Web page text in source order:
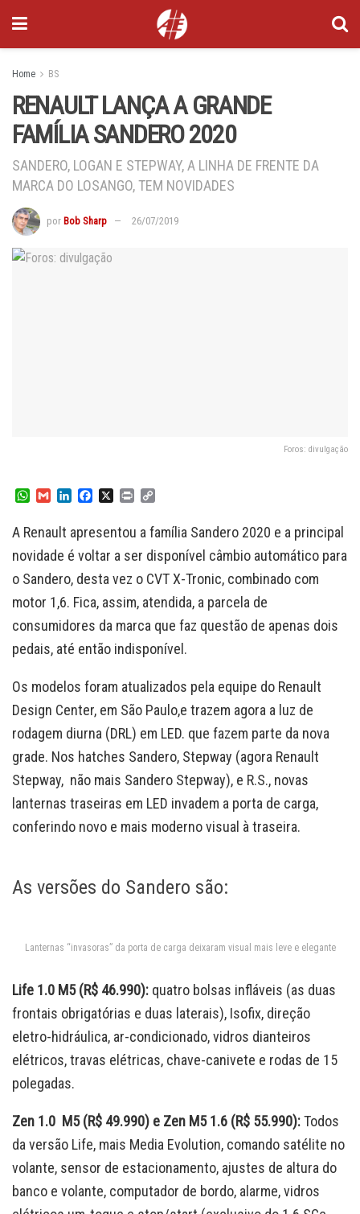
Home BS
RENAULT LANÇA A GRANDE
FAMÍLIA SANDERO 2020
SANDERO, LOGAN E STEPWAY, A LINHA DE FRENTE DA
MARCA DO LOSANGO, TEM NOVIDADES
por Bob Sharp 26/07/2019
Foros: divulgação
W
t
s
p
p
i
l
k
e
I
n
e
b
o
k
n
t
y
L
n
k
A Renault apresentou a família Sandero 2020 e a principal
novidade é voltar a ser disponível câmbio automático para
o Sandero, desta vez o CVT X-Tronic, combinado com
motor 1,6. Fica, assim, atendida, a parcela de
consumidores da marca que faz questão de apenas dois
pedais, até então indisponível.
Os modelos foram atualizados pela equipe do Renault
Design Center, em São Paulo,e trazem agora a luz de
rodagem diurna (DRL) em LED. que fazem parte da nova
grade. Nos hatches Sandero, Stepway (agora Renault
Stepway, não mais Sandero Stepway), e R.S., novas
lanternas traseiras em LED invadem a porta de carga,
conferindo novo e mais moderno visual à traseira.
As versões do Sandero são:
Lanternas “invasoras” da porta de carga deixaram visual mais leve e elegante
Life 1.0 M5 (R$ 46.990): quatro bolsas infláveis (as duas
frontais obrigatórias e duas laterais), Isofix, direção
eletro-hidráulica, ar-condicionado, vidros dianteiros
elétricos, travas elétricas, chave-canivete e rodas de 15
polegadas.
Zen 1.0 M5 (R$ 49.990) e Zen M5 1.6 (R$ 55.990):Todos
da versão Life, mais Media Evolution, comando satélite no
volante, sensor de estacionamento, ajustes de altura do
banco e volante, computador de bordo, alarme, vidros